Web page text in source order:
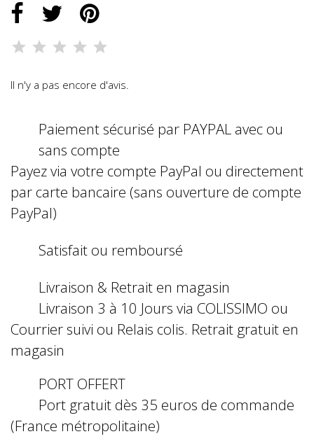
Il n'y a pas encore d'avis.
Paiement sécurisé par PAYPAL avec ou
sans compte
Payez via votre compte PayPal ou directement
par carte bancaire (sans ouverture de compte
PayPal)
Satisfait ou remboursé
Livraison & Retrait en magasin
Livraison 3 à 10 Jours via COLISSIMO ou
Courrier suivi ou Relais colis. Retrait gratuit en
magasin
PORT OFFERT
Port gratuit dès 35 euros de commande
(France métropolitaine)